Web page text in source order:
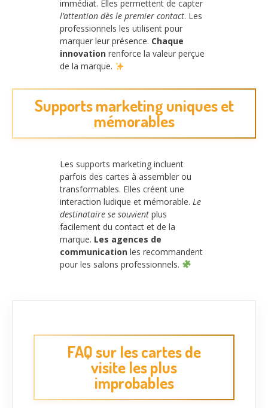
immédiat. Elles permettent de capter
l’attention dès le premier contact. Les
professionnels les utilisent pour
marquer leur présence. Chaque
innovation renforce la valeur perçue
de la marque.
Supports marketing uniques et
mémorables
Les supports marketing incluent
parfois des cartes à assembler ou
transformables. Elles créent une
interaction ludique et mémorable. Le
destinataire se souvient plus
facilement du contact et de la
marque. Les agences de
communication les recommandent
pour les salons professionnels.
FAQ sur les cartes de
visite les plus
improbables